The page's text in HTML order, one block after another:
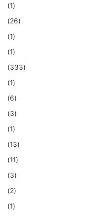
(1)
(26)
(1)
(1)
(333)
(1)
(6)
(3)
(1)
(13)
(11)
(3)
(2)
(1)